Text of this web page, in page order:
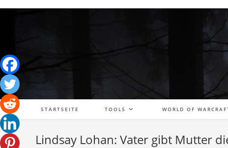
STARTSEITE TOOLS WORLD OF
Lindsay Lohan: Vater gibt Mutter